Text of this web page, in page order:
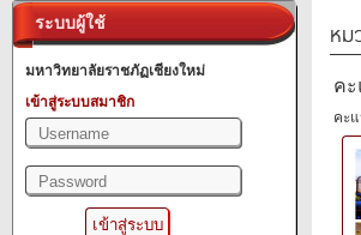
ระบบผู้ใช้
มหาวิทยาลัยราชภัฏเชียงใหม่
เข้าสู่ระบบสมาชิก
หม
ค
คะ